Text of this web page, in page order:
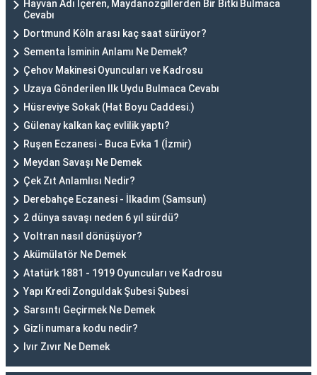
Hayvan Adı Içeren, Maydanozgillerden Bir Bitki Bulmaca
Cevabı
Dortmund Köln arası kaç saat sürüyor?
Sementa İsminin Anlamı Ne Demek?
Çehov Makinesi Oyuncuları ve Kadrosu
Uzaya Gönderilen Ilk Uydu Bulmaca Cevabı
Hüsreviye Sokak (Hat Boyu Caddesi.)
Gülenay kalkan kaç evlilik yaptı?
Ruşen Eczanesi - Buca Evka 1 (İzmir)
Meydan Savaşı Ne Demek
Çek Zıt Anlamlısı Nedir?
Derebahçe Eczanesi - İlkadım (Samsun)
2 dünya savaşı neden 6 yıl sürdü?
Voltran nasıl dönüşüyor?
Akümülatör Ne Demek
Atatürk 1881 - 1919 Oyuncuları ve Kadrosu
Yapı Kredi Zonguldak Şubesi Şubesi
Sarsıntı Geçirmek Ne Demek
Gizli numara kodu nedir?
Ivır Zıvır Ne Demek